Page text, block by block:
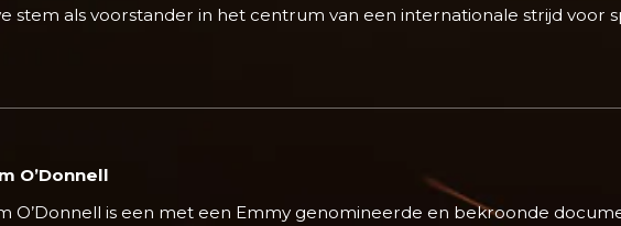
stem als voorstander in het centrum van een internationale strijd voor
O’Donnell
O’Donnell is een met een Emmy genomineerde en bekroonde